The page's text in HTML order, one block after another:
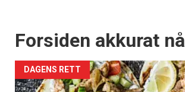
Forsiden akkurat nå
DAGENS RETT